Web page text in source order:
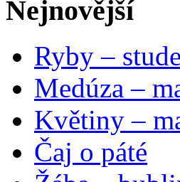
Nejnovější
Ryby –
Medúza –
Květiny –
Čaj o páté